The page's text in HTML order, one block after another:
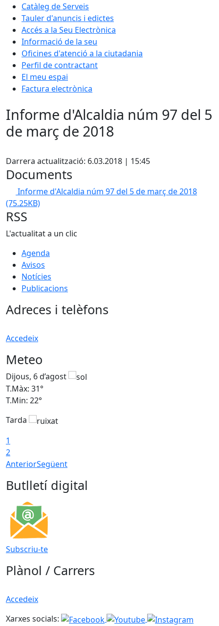
Catàleg de Serveis
Tauler d'anuncis i edictes
Accés a la Seu Electrònica
Informació de la seu
Oficines d'atenció a la ciutadania
Perfil de contractant
El meu espai
Factura electrònica
Informe d'Alcaldia núm 97 del 5
de març de 2018
Darrera actualització: 6.03.2018 | 15:45
Documents
Informe d'Alcaldia núm 97 del 5 de març de 2018
(75.25KB)
RSS
L'actualitat a un clic
Agenda
Avisos
Notícies
Publicacions
Adreces i telèfons
Accedeix
Meteo
Dijous, 6 d’agost
T.Màx: 31°
T.Min: 22°
Tarda
1
2
AnteriorSegüent
Butlletí digital
Subscriu-te
Plànol / Carrers
Accedeix
Xarxes socials: